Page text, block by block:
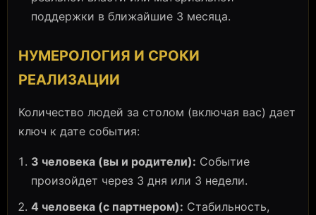
поддержки в ближайшие 3 месяца.
НУМЕРОЛОГИЯ И СРОКИ
РЕАЛИЗАЦИИ
Количество людей за столом (включая вас) дает
ключ к дате события:
3 человека (вы и родители): Событие
произойдет через 3 дня или 3 недели.
4 человека (с партнером): Стабильность,